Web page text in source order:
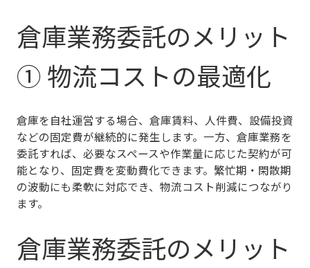
倉庫業務委託のメリット
① 物流コストの最適化
倉庫を自社運営する場合、倉庫賃料、人件費、設備投資
などの固定費が継続的に発生します。一方、倉庫業務を
委託すれば、 必要なスペースや作業量に応じた契約が可
能となり、固定費を変動費化できます。繁忙期・閑散期
の波動にも柔軟に対応でき、物流コスト削減につながり
ます。
倉庫業務委託のメリット